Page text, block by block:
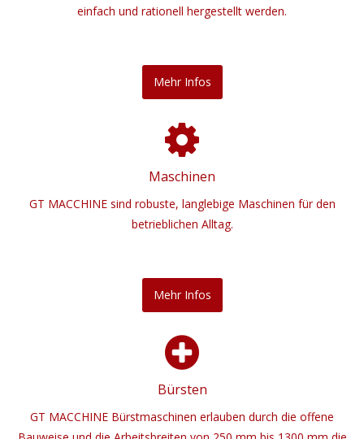
einfach und rationell hergestellt werden.
Mehr Infos
Maschinen
GT MACCHINE sind robuste, langlebige Maschinen für den
betrieblichen Alltag.
Mehr Infos
Bürsten
GT MACCHINE Bürstmaschinen erlauben durch die offene